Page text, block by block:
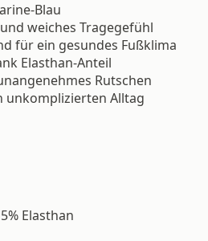
Blau
weiches Tragegefühl
für ein gesundes Fußklima
Elasthan-Anteil
Rutschen
unkomplizierten Alltag
Elasthan